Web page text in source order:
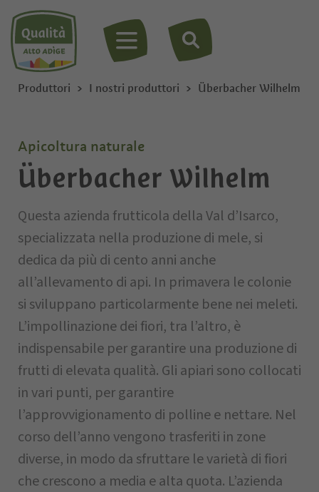
MENU
Produttori I nostri produttori Überbacher Wilhelm
Apicoltura naturale
Überbacher Wilhelm
Questa azienda frutticola della Val d’Isarco,
specializzata nella produzione di mele, si
dedica da più di cento anni anche
all’allevamento di api. In primavera le colonie
si sviluppano particolarmente bene nei meleti.
L’impollinazione dei fiori, tra l’altro, è
indispensabile per garantire una produzione di
frutti di elevata qualità. Gli apiari sono collocati
in vari punti, per garantire
l’approvvigionamento di polline e nettare. Nel
corso dell’anno vengono trasferiti in zone
diverse, in modo da sfruttare le varietà di fiori
che crescono a media e alta quota. L’azienda